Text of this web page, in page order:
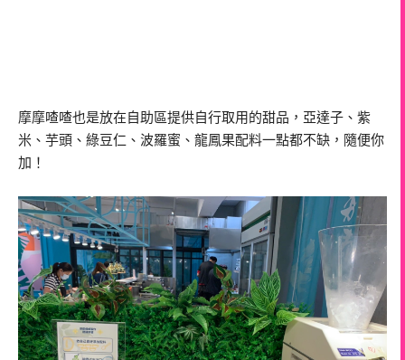
摩摩喳喳也是放在自助區提供自行取用的甜品，亞達子、紫
米、芋頭、綠豆仁、波羅蜜、龍鳳果配料一點都不缺，隨便你
加！